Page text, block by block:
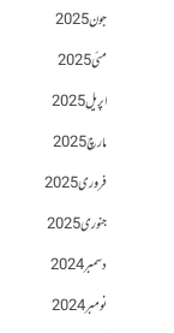
جون 2025
مئی 2025
اپریل 2025
مارچ 2025
فروری 2025
جنوری 2025
دسمبر 2024
نومبر 2024